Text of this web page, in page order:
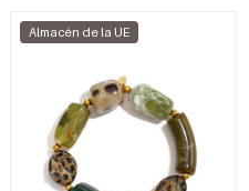
Almacén de la UE